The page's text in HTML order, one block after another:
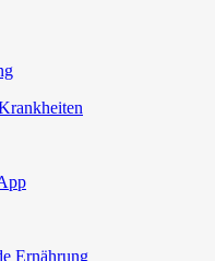
Ernährung